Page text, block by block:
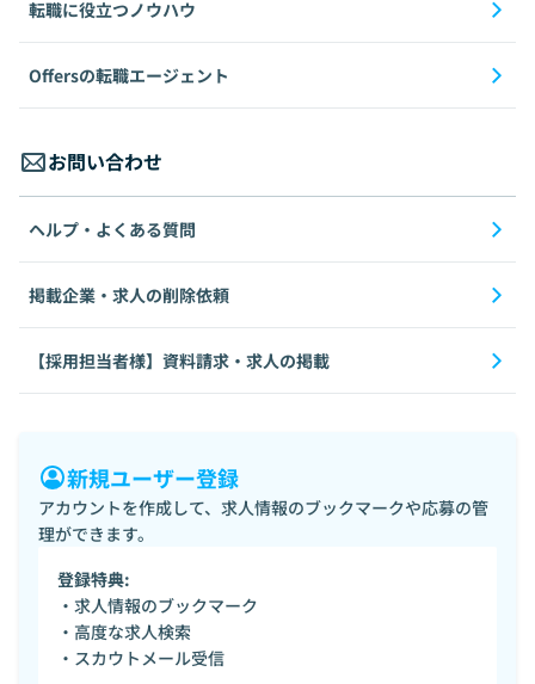
転職に役立つノウハウ
Offersの転職エージェント
お問い合わせ
ヘルプ・よくある質問
掲載企業・求人の削除依頼
【採用担当者様】資料請求・求人の掲載
新規ユーザー登録
アカウントを作成して、求人情報のブックマークや応募の管
理ができます。
登録特典:
・求人情報のブックマーク
・高度な求人検索
・スカウトメール受信